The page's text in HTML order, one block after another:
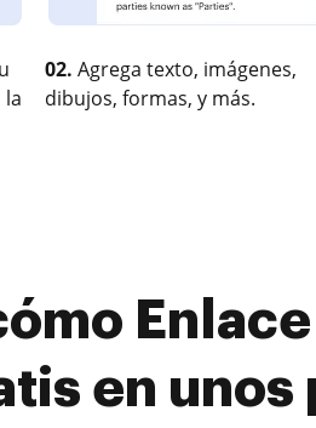
02. Agrega texto, imágenes,
dibujos, formas, y más.
en unos